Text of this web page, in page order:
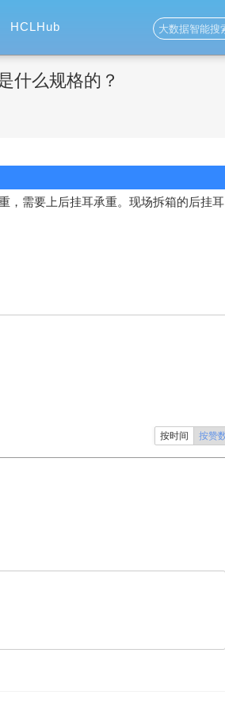
HCLHub
什么规格的？
，需要上后挂耳承重。现场拆箱的后挂耳
按时间 按赞